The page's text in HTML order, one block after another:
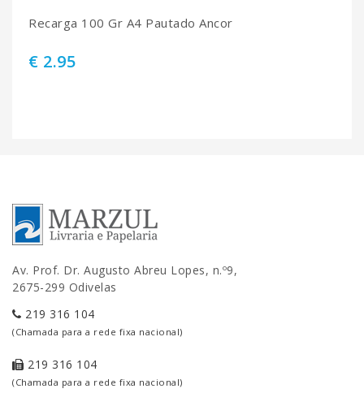
Recarga 100 Gr A4 Pautado Ancor
€ 2.95
Av. Prof. Dr. Augusto Abreu Lopes, n.º9,
2675-299 Odivelas
219 316 104
(Chamada para a rede fixa nacional)
219 316 104
(Chamada para a rede fixa nacional)